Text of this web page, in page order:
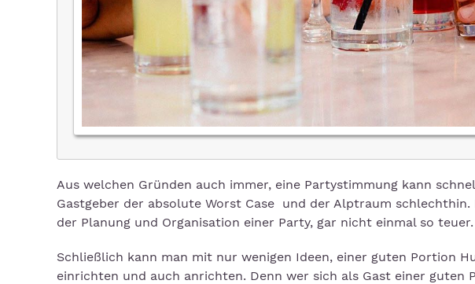
Aus welchen Gründen auch immer, eine Partystimmung kann
Gastgeber der absolute Worst Case und der Alptraum
der Planung und Organisation einer Party, gar nicht einmal so teuer.
Schließlich kann man mit nur wenigen Ideen, einer guten Portion
einrichten und auch anrichten. Denn wer sich als Gast einer guten